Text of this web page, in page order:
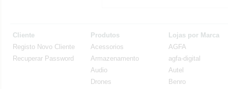
Cliente
Registo Novo Cliente
Recuperar Password
Produtos
Acessorios
Armazenamento
Audio
Drones
Lojas por Marca
AGFA
agfa-digital
Autel
Benro